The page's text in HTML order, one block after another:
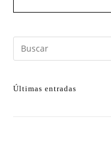
Últimas entradas